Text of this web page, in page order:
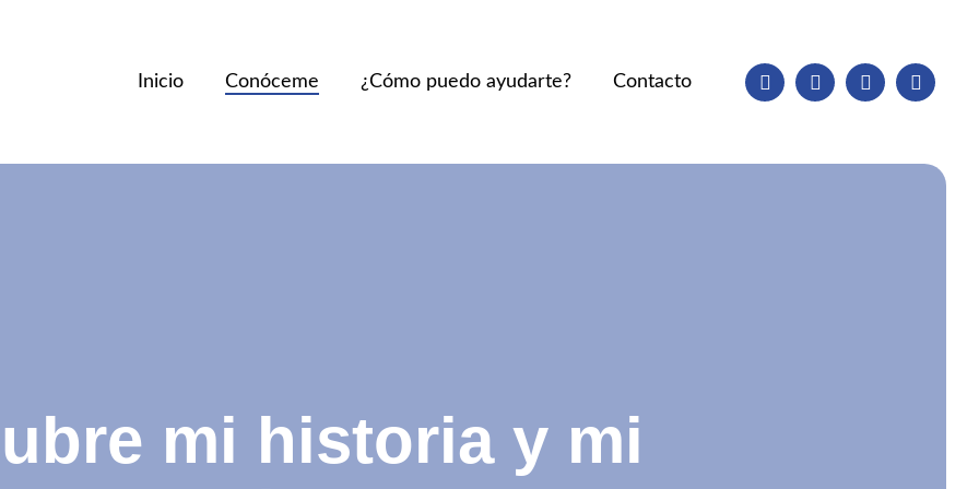
Inicio Conóceme ¿Cómo puedo ayudarte? Contacto youtubeinstagramphone email
mi historia y mi